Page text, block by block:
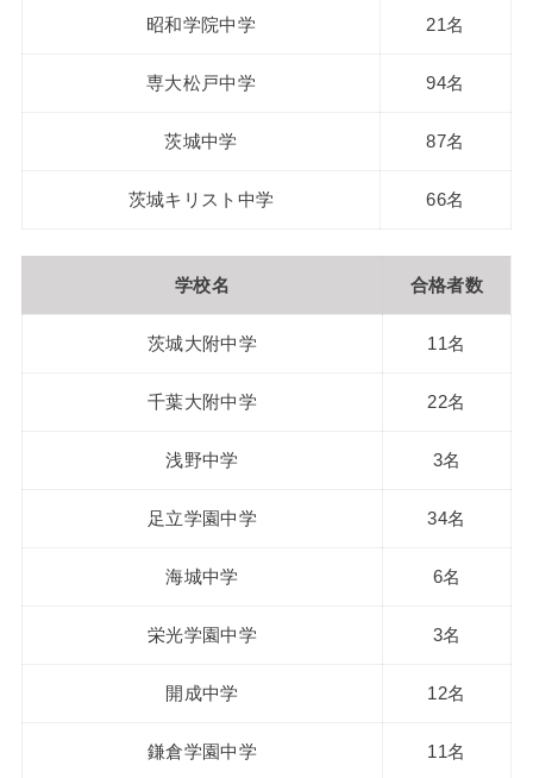
昭和学院中学 21名
専大松戸中学 94名
茨城中学 87名
茨城キリスト中学 66名
学校名 合格者数
茨城大附中学 11名
千葉大附中学 22名
浅野中学 3名
足立学園中学 34名
海城中学 6名
栄光学園中学 3名
開成中学 12名
鎌倉学園中学 11名